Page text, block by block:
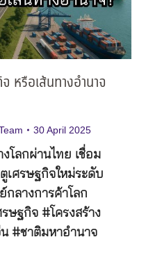
หรือเส้นทางอำนาจ
30 April 2025
โลกผ่านไทย เชื่อม
เศรษฐกิจใหม่ระดับ
กลางการค้าโลก
ษฐกิจ #โครงสร้าง
#ชาติมหาอำนาจ